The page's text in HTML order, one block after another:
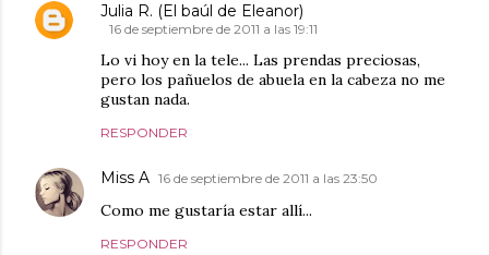
Julia R. (El baúl de Eleanor)
16 de septiembre de 2011 a las 19:11
Lo vi hoy en la tele... Las prendas preciosas,
pero los pañuelos de abuela en la cabeza no me
gustan nada.
RESPONDER
Miss A 16 de septiembre de 2011 a las 23:50
Como me gustaría estar allí...
RESPONDER